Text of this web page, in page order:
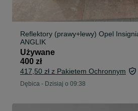
Reflektory (prawy+lewy) Opel Insignia
ANGLIK
Używane
400 zł
417,50 zł z Pakietem Ochronnym
Dębica - Dzisiaj o 09:38